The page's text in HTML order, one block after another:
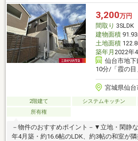
3,200万円
間取り 3SLDK
建物面積
土地面積
築年月 2022年
仙台市地下
10分/「霞の
宮城県仙台
2階建て システムキッチン
所有権
－物件のおすすめポイント－▼立地・閑静
年4月築・約16.6帖のLDK、約3帖の和室が